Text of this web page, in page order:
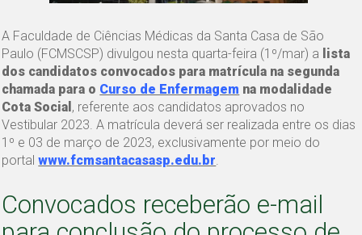
A Faculdade de Ciências Médicas da Santa Casa de São
Paulo (FCMSCSP) divulgou nesta quarta-feira (1º/mar) a lista
dos candidatos convocados para matrícula na segunda
chamada para o Curso de Enfermagem na modalidade
Cota Social , referente aos candidatos aprovados no
Vestibular 2023. A matrícula deverá ser realizada entre os dias
1º e 03 de março de 2023, exclusivamente por meio do
portalwww.fcmsantacasasp.edu.br
Convocados receberão e-mail